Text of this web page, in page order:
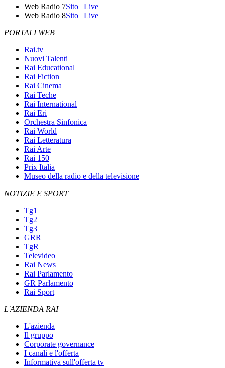
Web Radio 7Sito | Live
Web Radio 8Sito | Live
PORTALI WEB
Rai.tv
Nuovi Talenti
Rai Educational
Rai Fiction
Rai Cinema
Rai Teche
Rai International
Rai Eri
Orchestra Sinfonica
Rai World
Rai Letteratura
Rai Arte
Rai 150
Prix Italia
Museo della radio e della televisione
NOTIZIE E SPORT
Tg1
Tg2
Tg3
GRR
TgR
Televideo
Rai News
Rai Parlamento
GR Parlamento
Rai Sport
L'AZIENDA RAI
L'azienda
Il gruppo
Corporate governance
I canali e l'offerta
Informativa sull'offerta tv